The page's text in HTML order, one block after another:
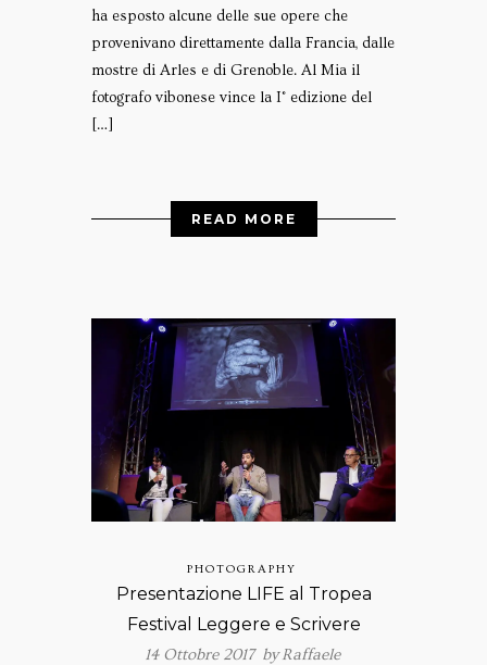
ha esposto alcune delle sue opere che
provenivano direttamente dalla Francia, dalle
mostre di Arles e di Grenoble. Al Mia il
fotografo vibonese vince la I° edizione del
[…]
READ MORE
PHOTOGRAPHY
Presentazione LIFE al Tropea
Festival Leggere e Scrivere
14 Ottobre 2017 byRaffaele